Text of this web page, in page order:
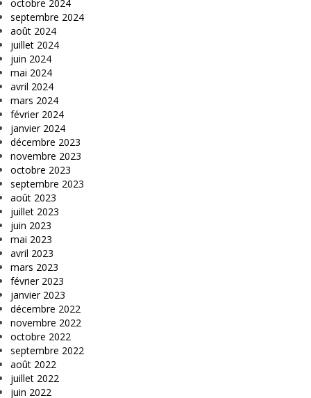
octobre 2024
septembre 2024
août 2024
juillet 2024
juin 2024
mai 2024
avril 2024
mars 2024
février 2024
janvier 2024
décembre 2023
novembre 2023
octobre 2023
septembre 2023
août 2023
juillet 2023
juin 2023
mai 2023
avril 2023
mars 2023
février 2023
janvier 2023
décembre 2022
novembre 2022
octobre 2022
septembre 2022
août 2022
juillet 2022
juin 2022